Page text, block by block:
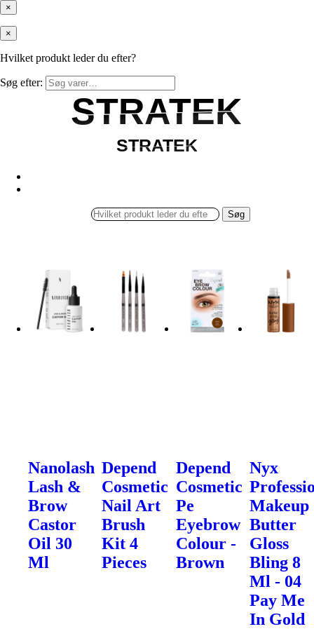
×
×
Hvilket produkt leder du efter?
Søg efter:
STRATEK
STRATEK
STRATEK
STRATEK
Søg
Nanolash
Lash &
Brow
Castor
Oil 30
Ml
Depend
Cosmetic
Nail Art
Brush
Kit 4
Pieces
Depend
Cosmetic
Pe
Eyebrow
Colour -
Brown
Nyx
Makeup
Butter
Gloss
Bling 8
Ml - 04
Pay Me
In Gold